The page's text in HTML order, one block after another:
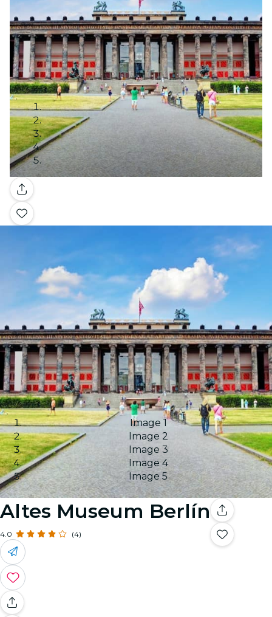
Galería
Image 1
Image 2
Image 3
Image 4
Image 5
Altes Museum Berlín
4.0 (4)